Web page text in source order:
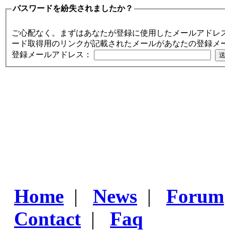
パスワードを紛失されましたか？
ご心配なく。まずはあなたが登録に使用したメールアド
ード取得用のリンクが記載されたメールがあなたの登録メ
登録メールアドレス：
Home | News | Forum
Contact | Faq